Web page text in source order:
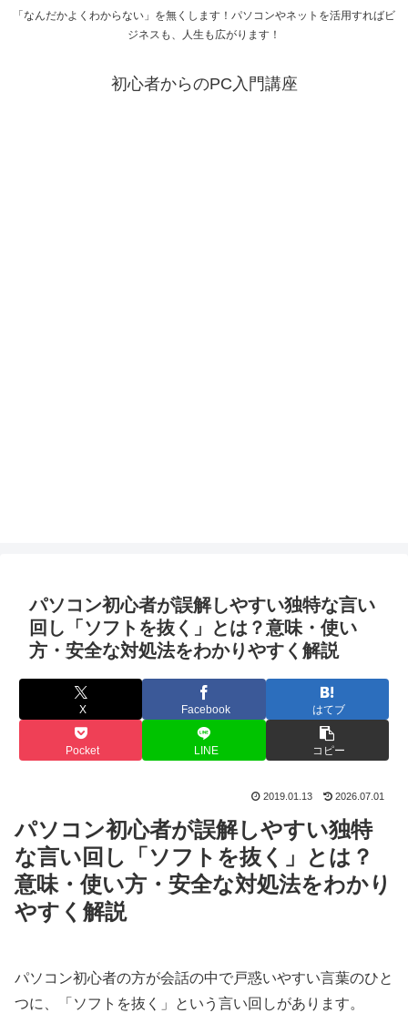
「なんだかよくわからない」を無くします！パソコンやネットを活用すればビ
ジネスも、人生も広がります！
初心者からのPC入門講座
パソコン初心者が誤解しやすい独特な言い
回し「ソフトを抜く」とは？意味・使い
方・安全な対処法をわかりやすく解説
X Facebook はてブ
Pocket LINE コピー
2019.01.13 2026.07.01
パソコン初心者が誤解しやすい独特
な言い回し「ソフトを抜く」とは？
意味・使い方・安全な対処法をわかり
やすく解説
パソコン初心者の方が会話の中で戸惑いやすい言葉のひと
つに、「ソフトを抜く」という言い回しがあります。